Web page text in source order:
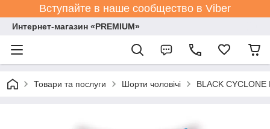
Вступайте в наше сообщество в Viber
Интернет-магазин «PREMIUM»
Товари та послуги Шорти чоловічі BLACK CYCLONE